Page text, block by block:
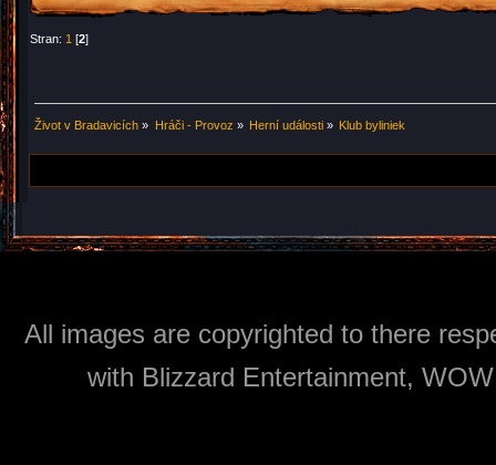
Stran:1 [2]
Život v Bradavicích » Hráči - Provoz » Herní události» Klub byliniek
All images are copyrighted to there
with Blizzard Entertainment,